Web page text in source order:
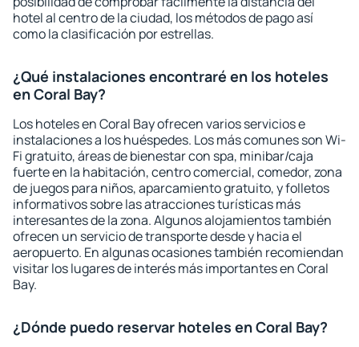
hotel al centro de la ciudad, los métodos de pago así
como la clasificación por estrellas.
¿Qué instalaciones encontraré en los hoteles
en Coral Bay?
Los hoteles en Coral Bay ofrecen varios servicios e
instalaciones a los huéspedes. Los más comunes son Wi-
Fi gratuito, áreas de bienestar con spa, minibar/caja
fuerte en la habitación, centro comercial, comedor, zona
de juegos para niños, aparcamiento gratuito, y folletos
informativos sobre las atracciones turísticas más
interesantes de la zona. Algunos alojamientos también
ofrecen un servicio de transporte desde y hacia el
aeropuerto. En algunas ocasiones también recomiendan
visitar los lugares de interés más importantes en Coral
Bay.
¿Dónde puedo reservar hoteles en Coral Bay?